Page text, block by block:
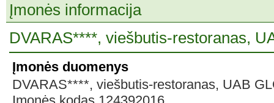
Įmonės informacija
DVARAS****, viešbutis-restoranas,
Įmonės duomenys
DVARAS****, viešbutis-restoranas, UAB